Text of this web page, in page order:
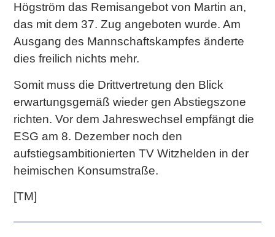
Högström das Remisangebot von Martin an,
das mit dem 37. Zug angeboten wurde. Am
Ausgang des Mannschaftskampfes änderte
dies freilich nichts mehr.
Somit muss die Drittvertretung den Blick
erwartungsgemäß wieder gen Abstiegszone
richten. Vor dem Jahreswechsel empfängt die
ESG am 8. Dezember noch den
aufstiegsambitionierten TV Witzhelden in der
heimischen Konsumstraße.
[TM]